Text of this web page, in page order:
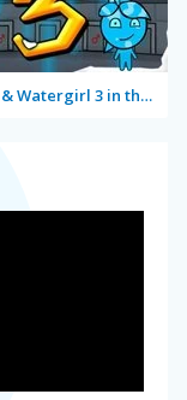
Fireboy & Watergirl 3 in the Ice Temple